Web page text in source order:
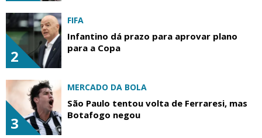
2
FIFA
Infantino dá prazo para aprovar plano
para a Copa
3
MERCADO DA BOLA
São Paulo tentou volta de Ferraresi, mas
Botafogo negou